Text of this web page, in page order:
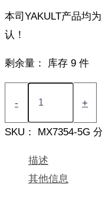
本司YAKULT产品均
认！
剩余量： 库存 9 件
-
Y-
23
+
SKU： MX7354-5G
描述
其他信息